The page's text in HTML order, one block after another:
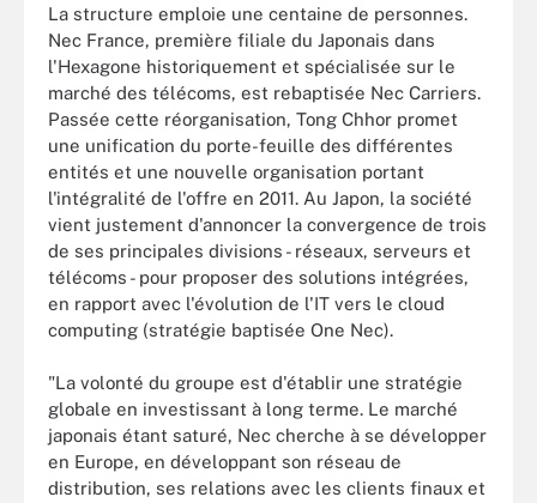
La structure emploie une centaine de personnes.
Nec France, première filiale du Japonais dans
l'Hexagone historiquement et spécialisée sur le
marché des télécoms, est rebaptisée Nec Carriers.
Passée cette réorganisation, Tong Chhor promet
une unification du porte-feuille des différentes
entités et une nouvelle organisation portant
l'intégralité de l'offre en 2011. Au Japon, la société
vient justement d'annoncer la convergence de trois
de ses principales divisions - réseaux, serveurs et
télécoms - pour proposer des solutions intégrées,
en rapport avec l'évolution de l'IT vers le cloud
computing (stratégie baptisée One Nec).
"La volonté du groupe est d'établir une stratégie
globale en investissant à long terme. Le marché
japonais étant saturé, Nec cherche à se développer
en Europe, en développant son réseau de
distribution, ses relations avec les clients finaux et